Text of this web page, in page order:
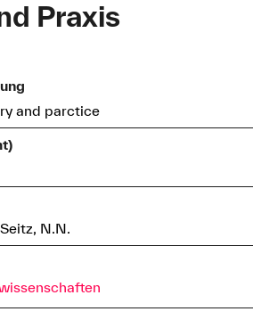
Praxis
and parctice
N.N.